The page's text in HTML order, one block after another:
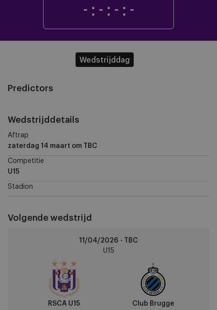
- : - : - : -
Wedstrijddag
Predictors
Wedstrijddetails
Aftrap
zaterdag 14 maart om TBC
Competitie
U15
Stadion
Volgende wedstrijd
11/04/2026 - TBC
U15
RSCA U15 Club Brugge